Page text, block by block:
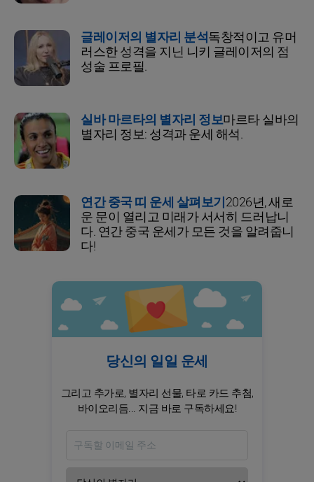
글레이저의 별자리 분석독창적이고 유머
러스한 성격을 지닌 니키 글레이저의 점
성술 프로필.
실바 마르타의 별자리 정보마르타 실바의
별자리 정보: 성격과 운세 해석.
연간 중국 띠 운세 살펴보기2026년, 새로
운 문이 열리고 미래가 서서히 드러납니
다. 연간 중국 운세가 모든 것을 알려줍니
다!
당신의 일일 운세
그리고 추가로, 별자리 선물, 타로 카드 추첨,
바이오리듬... 지금 바로 구독하세요!